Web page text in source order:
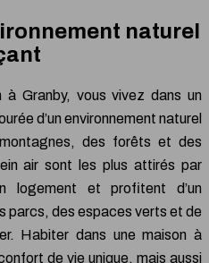
naturel
Granby, vous vivez dans un
d’un environnement naturel
des forêts et des
air sont les plus attirés par
logement et profitent d’un
parcs, des espaces verts et de
Habiter dans une maison à
de vie unique, mais aussi